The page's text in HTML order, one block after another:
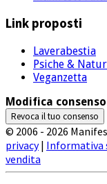
Link proposti
Laverabestia
Psiche &
Veganzetta
Modifica
Revoca il tuo consenso
© 2006 - 2026
privacy| Informativa
vendita